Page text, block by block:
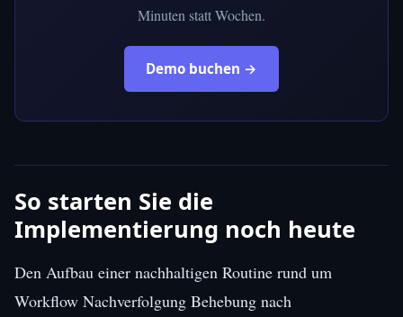
Minuten statt Wochen.
Demo buchen →
So starten Sie die
Implementierung noch heute
Den Aufbau einer nachhaltigen Routine rund um
Workflow Nachverfolgung Behebung nach